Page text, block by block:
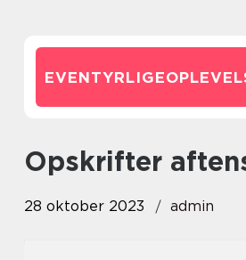
opskrifter
28 oktober 2023 admin